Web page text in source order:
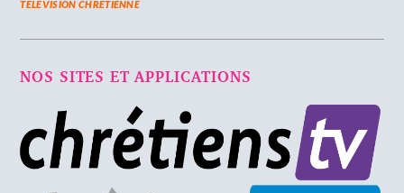
TELEVISION CHRETIENNE
NOS SITES ET APPLICATIONS